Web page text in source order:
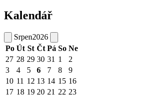
Kalendář
Srpen2026
Po Út St Čt Pá So Ne
27 28 29 30 31 1
2
3
4 5 6 7 8
9
10 11 12 13 14 15 16
17 18 19 20 21 22 23